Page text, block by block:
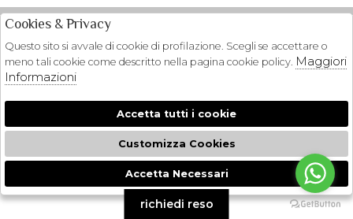
🍪
richiedi reso
Cookies & Privacy
Questo sito si avvale di cookie di profilazione. Scegli se accettare o
meno tali cookie come descritto nella pagina cookie policy. Maggiori
Informazioni
Accetta tutti i cookie
Customizza Cookies
Accetta Necessari